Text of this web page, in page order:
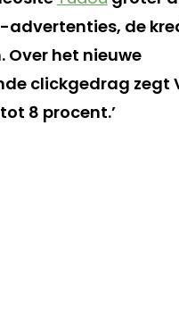
advertenties, de
Over het nieuwe
clickgedrag zegt
8 procent.’